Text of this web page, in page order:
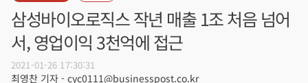
삼성바이오로직스 작년 매출 1조 처음 넘어
서, 영업이익 3천억에 접근
2021-01-26 17:30:31
최영찬 기자 - cyc0111@businesspost.co.kr